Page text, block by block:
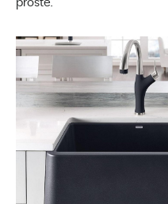
proste.